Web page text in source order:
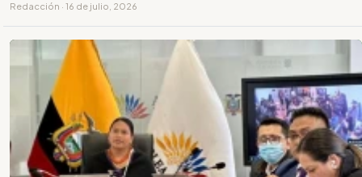
Redacción · 16 de julio, 2026